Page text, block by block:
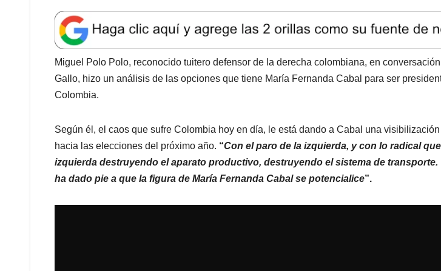
a
t
s
A
p
p
e
b
o
o
k
k
e
d
I
l
e
a
d
s
Miguel Polo Polo, reconocido tuitero defensor de la derecha colombiana, en
Gallo, hizo un análisis de las opciones que tiene María Fernanda Cabal para ser
Colombia.
Según él, el caos que sufre Colombia hoy en día, le está dando a Cabal una
hacia las elecciones del próximo año. “Con el paro de la izquierda, y con lo radical
izquierda destruyendo el aparato productivo, destruyendo el sistema de transporte.
ha dado pie a que la figura de María Fernanda Cabal se potencialice”.